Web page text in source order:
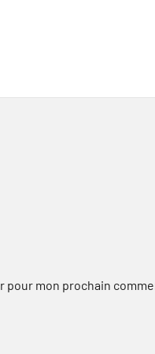
mon prochain